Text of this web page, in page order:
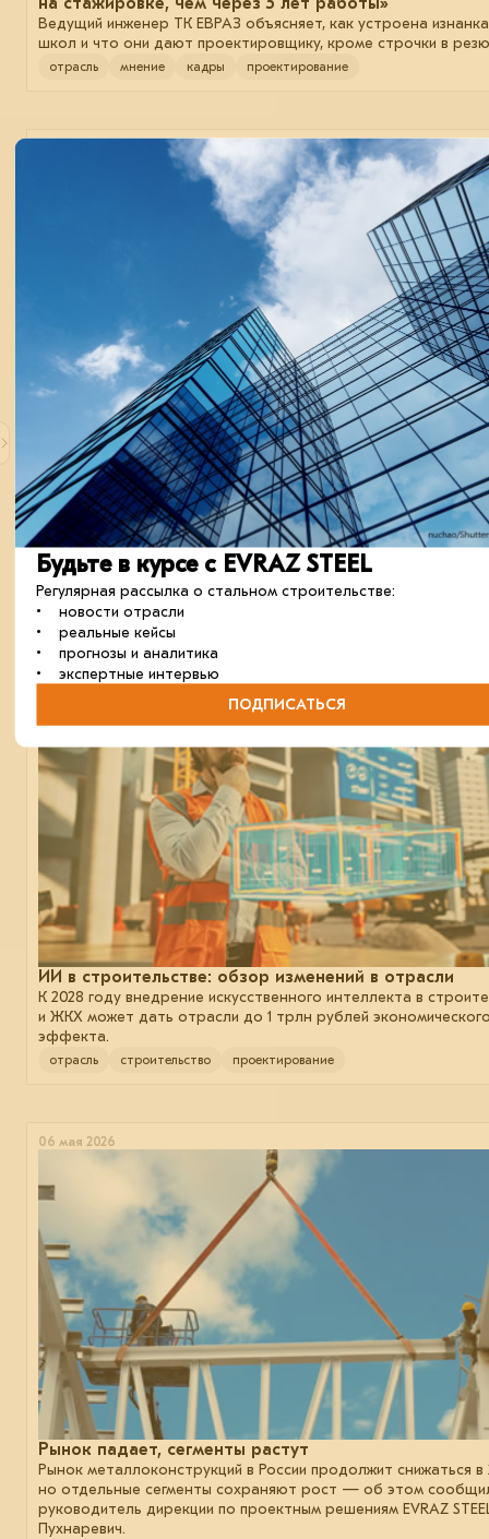
Ведущий инженер ТК ЕВРАЗ объясняет, как устроена
школ и что они дают проектировщику, кроме строчки в
отрасль мнение кадры проектирование
Только для авторизованных
Кирилл Поляков: «Когда 44% девелоперов
BIM — это объективно мало»
Управляющий партнёр ИТ-компании «Прагма» Кирилл
мнением о том, чего не хватает, чтобы цифровизация
ощутимые результаты.
отрасль цифровизация строительство
13 мая 2026
ИИ в строительстве: обзор изменений в отрасли
К 2028 году внедрение искусственного интеллекта в
и ЖКХ может дать отрасли до 1 трлн рублей
эффекта.
отрасль строительство проектирование
06 мая 2026
Рынок падает, сегменты растут
Рынок металлоконструкций в России продолжит снижаться в
но отдельные сегменты сохраняют рост — об этом
руководитель дирекции по проектным решениям EVRAZ
Пухнаревич.
Будьте в курсе с EVRAZ STEEL
Регулярная рассылка о стальном строительстве:
• новости отрасли
• реальные кейсы
• прогнозы и аналитика
• экспертные интервью
ПОДПИСАТЬСЯ